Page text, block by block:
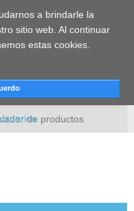
a brindarle la
sitio web. Al continuar
estas cookies.